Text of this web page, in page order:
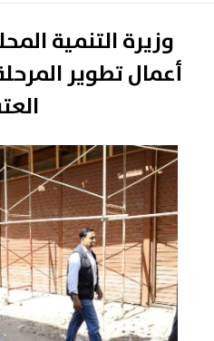
وزيرة التنمية
أعمال تطوير